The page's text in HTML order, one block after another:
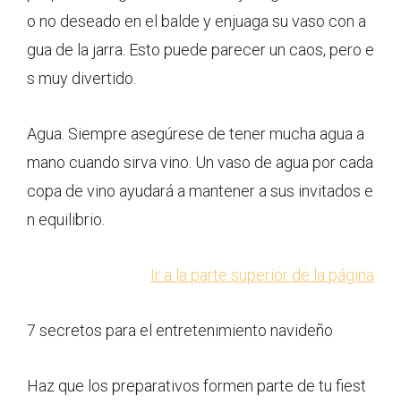
o no deseado en el balde y enjuaga su vaso con a
gua de la jarra. Esto puede parecer un caos, pero e
s muy divertido.
Agua. Siempre asegúrese de tener mucha agua a
mano cuando sirva vino. Un vaso de agua por cada
copa de vino ayudará a mantener a sus invitados e
n equilibrio.
Ir a la parte superior de la página
7 secretos para el entretenimiento navideño
Haz que los preparativos formen parte de tu fiest